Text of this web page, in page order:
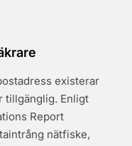
existerar
tillgänglig. Enligt
Report
nätfiske,